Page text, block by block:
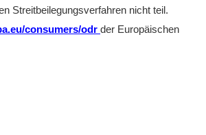
Streitbeilegungsverfahren nicht teil.
consumers/odr der Europäischen